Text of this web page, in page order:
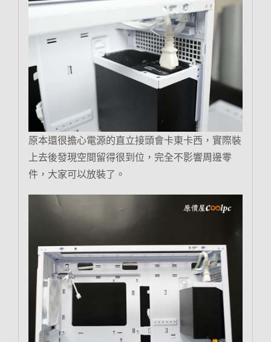
原本還很擔心電源的直立接頭會卡東卡西，實際裝
上去後發現空間留得很到位，完全不影響周邊零
件，大家可以放裝了。